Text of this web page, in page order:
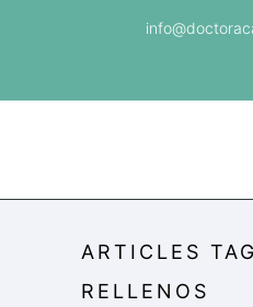
ARTICLES
RELLENOS